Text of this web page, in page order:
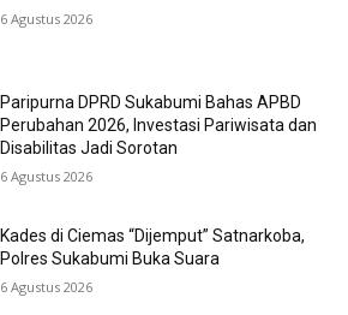
6 Agustus 2026
Paripurna DPRD Sukabumi Bahas APBD
Perubahan 2026, Investasi Pariwisata dan
Disabilitas Jadi Sorotan
6 Agustus 2026
Kades di Ciemas “Dijemput” Satnarkoba,
Polres Sukabumi Buka Suara
6 Agustus 2026